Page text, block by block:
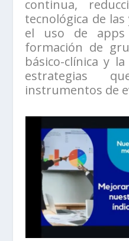
continua,
tecnológica de
el uso de apps
formación de
básico-clínica y
estrategias
instrumentos de